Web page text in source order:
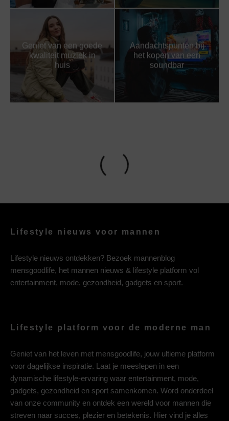
Geniet van een goede
kwaliteit muziek in
huis
Aandachtspunten bij
het kopen van een
soundbar
Lifestyle nieuws voor mannen
Lifestyle nieuws ontdekken? Bezoek mannenblog
mensgoodlife, het mannen nieuws & lifestyle platform vol
entertainment, mode, gezondheid, gadgets en sport.
Lifestyle platform voor de moderne man
Geniet van het leven met mensgoodlife, jouw ultieme platform
voor dagelijkse inspiratie. Laat je meeslepen in een
dynamische lifestyle-ervaring waar entertainment, mode,
gadgets, gezondheid en sport samenkomen. Word onderdeel
van onze community en ontdek een wereld voor mannen die
streven naar succes, plezier en betekenis. Hier vind je alles